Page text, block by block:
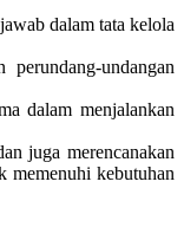
dalam tata kelola
undangan
dalam menjalankan
juga merencanakan
memenuhi kebutuhan